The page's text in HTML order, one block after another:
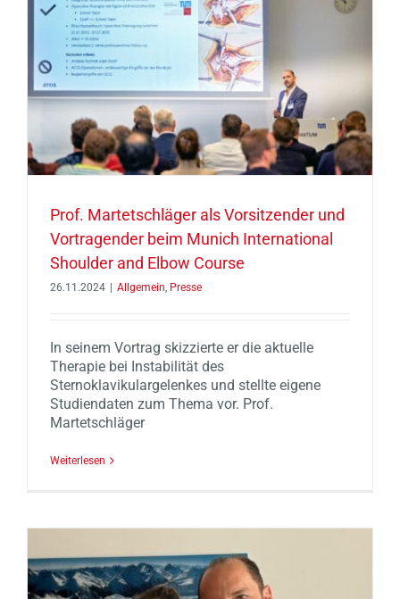
Prof. Martetschläger als Vorsitzender und
Vortragender beim Munich International
Shoulder and Elbow Course
26.11.2024 | Allgemein Presse
In seinem Vortrag skizzierte er die aktuelle
Therapie bei Instabilität des
Sternoklavikulargelenkes und stellte eigene
Studiendaten zum Thema vor. Prof.
Martetschläger
Weiterlesen